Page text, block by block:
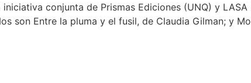
conjunta de Prismas Ediciones (UNQ) y LASA
son Entre la pluma y el fusil, de Claudia Gilman; y